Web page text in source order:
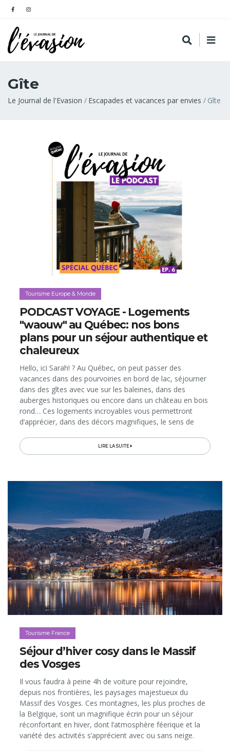
Gîte
Fil
Le Journal de l'Evasion Escapades et vacances par envies Gîte
Tourisme Europe & Monde
PODCAST VOYAGE - Logements
"waouw" au Québec: nos bons
plans pour un séjour authentique et
chaleureux
Hello, ici Sarah! ? Au Québec, on peut passer des
vacances dans des pourvoiries en bord de lac, séjourner
dans des gîtes avec vue sur les baleines, dans des
auberges historiques ou encore dans un château en bois
rond… Ces logements incroyables vous permettront
d’apprécier, dans des décors magnifiques, le sens de
notre série de podcasts...LIRE LA SUITE
Tourisme France
Séjour d’hiver cosy dans le Massif
des Vosges
Il vous faudra à peine 4h de voiture pour rejoindre,
depuis nos frontières, les paysages majestueux du
Massif des Vosges. Ces montagnes, les plus proches de
la Belgique, sont un magnifique écrin pour un séjour
réconfortant en hiver, dont l’atmosphère féerique et la
variété des activités s’apprécient avec ou sans neige.